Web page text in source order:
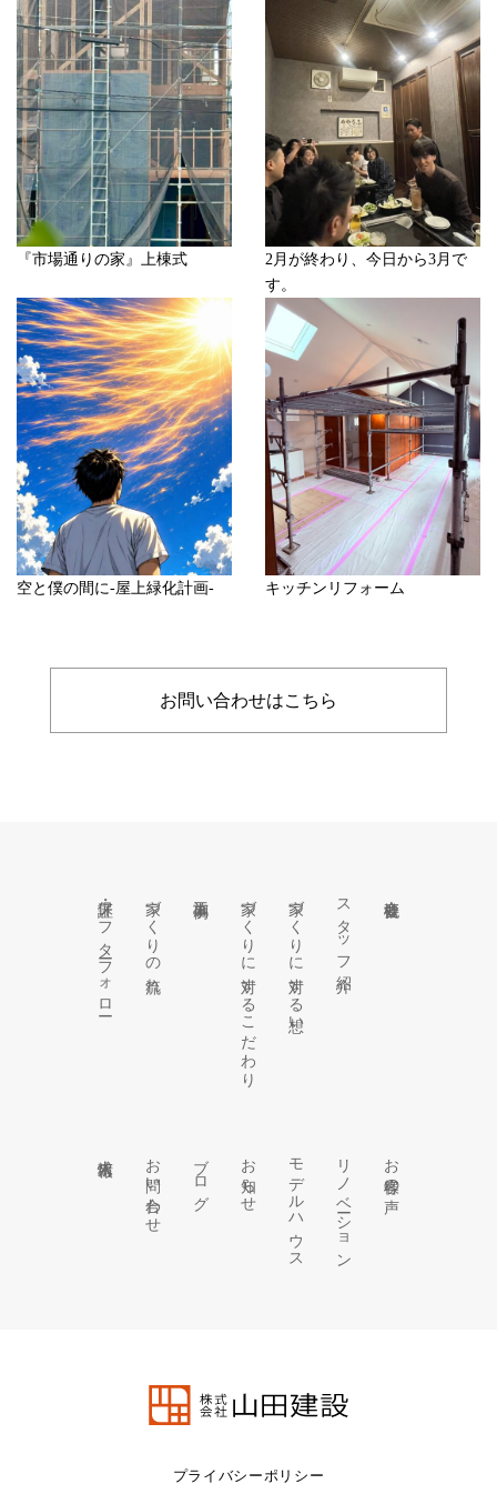
『市場通りの家』上棟式
2月が終わり、今日から3月で
す。
空と僕の間に-屋上緑化計画- キッチンリフォーム
お問い合わせはこちら
保証・アフターフォロー 家づくりの流れ 家づくりに対するこだわり 家づくりに対する想い スタッフ紹介
お問い合わせ ブログ お知らせ モデルハウス リノベーション お客様の声
プライバシーポリシー